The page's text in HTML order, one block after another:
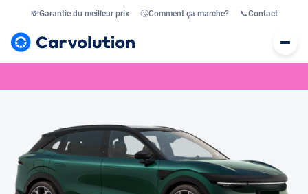
💸Garantie du meilleur prix 🤔Comment ça marche? 📞Contact